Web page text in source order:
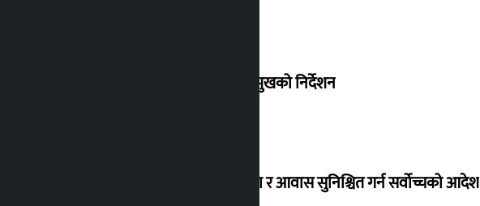
संसद् बैठकमा कालो चस्मा नलगाउन सभामुखको निर्देशन
विस्थापित सुकुम्वासी बालबालिकाको शिक्षा र आवास सुनिश्चित गर्न सर्वोच्चको आदेश